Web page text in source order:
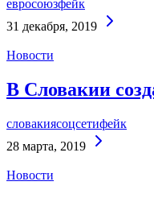
евросоюзфейк
31 декабря, 2019
Новости
В Словакии
словакиясоцсетифейк
28 марта, 2019
Новости